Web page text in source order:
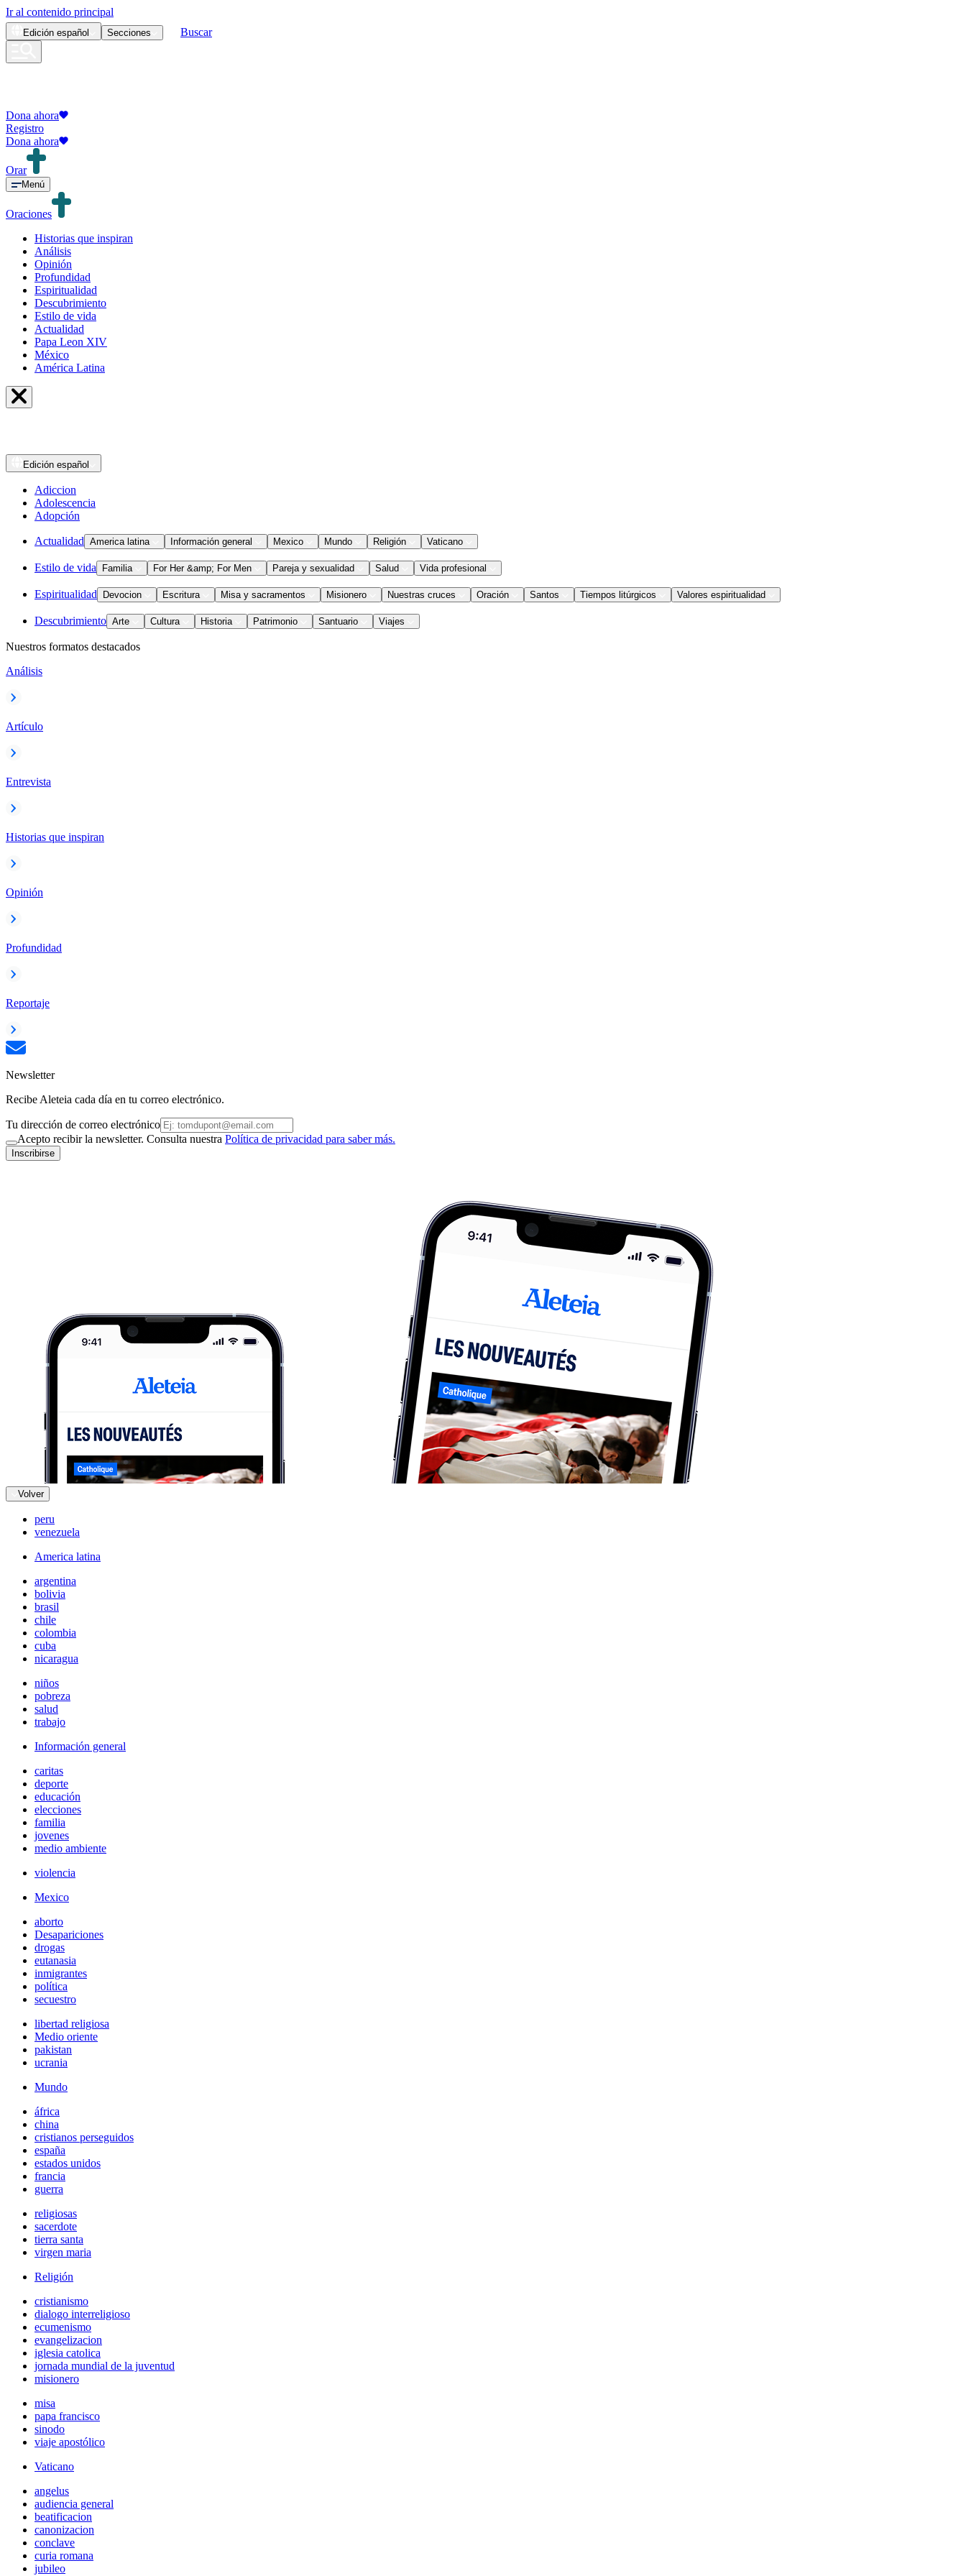
Ir al contenido principal
Edición español Secciones Buscar
Dona ahora
Registro
Dona ahora
Orar
Menú
Oraciones
Historias que inspiran
Análisis
Opinión
Profundidad
Espiritualidad
Descubrimiento
Estilo de vida
Actualidad
Papa Leon XIV
México
América Latina
Edición español
Adiccion
Adolescencia
Adopción
Actualidad America latina Información general Mexico Mundo Religión Vaticano
Estilo de vida Familia For Her &amp; For Men Pareja y sexualidad Salud Vida profesional
Espiritualidad Devocion Escritura Misa y sacramentos Misionero Nuestras cruces Oración Santos Tiempos litúrgicos Valores espiritualidad
Descubrimiento Arte Cultura Historia Patrimonio Santuario Viajes
Nuestros formatos destacados
Análisis
Artículo
Entrevista
Historias que inspiran
Opinión
Profundidad
Reportaje
Newsletter
Recibe Aleteia cada día en tu correo electrónico.
Tu dirección de correo electrónico
Acepto recibir la newsletter. Consulta nuestra Política de privacidad para saber más.
Inscribirse
Volver
peru
venezuela
America latina
argentina
bolivia
brasil
chile
colombia
cuba
nicaragua
niños
pobreza
salud
trabajo
Información general
caritas
deporte
educación
elecciones
familia
jovenes
medio ambiente
violencia
Mexico
aborto
Desapariciones
drogas
eutanasia
inmigrantes
política
secuestro
libertad religiosa
Medio oriente
pakistan
ucrania
Mundo
áfrica
china
cristianos perseguidos
españa
estados unidos
francia
guerra
religiosas
sacerdote
tierra santa
virgen maria
Religión
cristianismo
dialogo interreligioso
ecumenismo
evangelizacion
iglesia catolica
jornada mundial de la juventud
misionero
misa
papa francisco
sinodo
viaje apostólico
Vaticano
angelus
audiencia general
beatificacion
canonizacion
conclave
curia romana
jubileo